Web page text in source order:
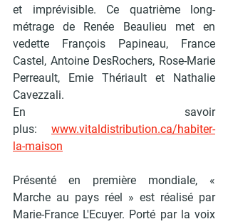
et imprévisible. Ce quatrième long-
métrage de Renée Beaulieu met en
vedette François Papineau, France
Castel, Antoine DesRochers, Rose-Marie
Perreault, Emie Thériault et Nathalie
Cavezzali.
En savoir
plus:
www.vitaldistribution.ca/habiter-
la-maison
Marche au pays réel » est réalisé par
Marie-France L'Ecuyer. Porté par la voix